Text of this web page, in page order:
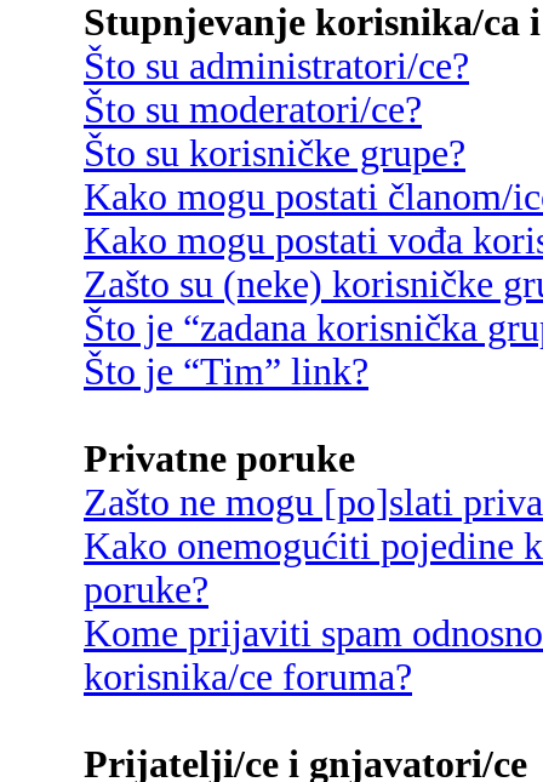
Stupnjevanje korisnika/ca
Što su administratori/ce?
Što su moderatori/ce?
Što su korisničke grupe?
Kako mogu postati članom/
Kako mogu postati vođa
Zašto su (neke) korisničke
Što je “zadana korisnička
Što je “Tim” link?
Privatne poruke
Zašto ne mogu [po]slati
Kako onemogućiti pojedine
poruke?
Kome prijaviti spam
korisnika/ce foruma?
Prijatelji/ce i gnjavatori/ce